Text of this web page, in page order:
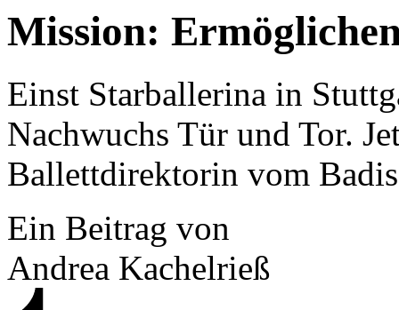
Mission:
Einst Starballerina in
Nachwuchs Tür und Tor.
Ballettdirektorin vom
Ein Beitrag von
Andrea Kachelrieß